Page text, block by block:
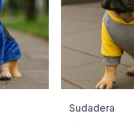
Sudadera